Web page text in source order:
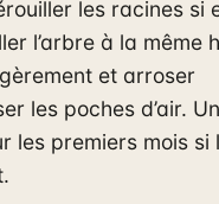
les racines si
l’arbre à la même
et arroser
les poches d’air.
les premiers mois si